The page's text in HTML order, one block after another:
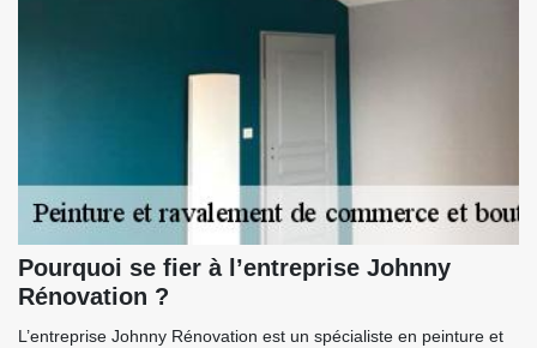
Pourquoi se fier à l’entreprise Johnny
Rénovation ?
L’entreprise Johnny Rénovation est un spécialiste en peinture et